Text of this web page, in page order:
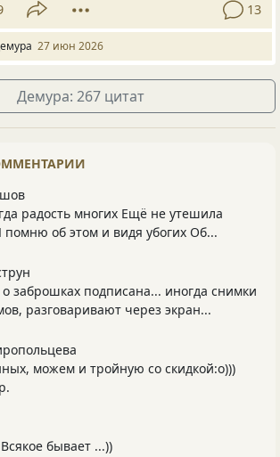
13
27 июн 2026
Демура: 267 цитат
радость многих Ещё не утешила
помню об этом и видя убогих Об...
заброшках подписана... иногда снимки
разговаривают через экран...
можем и тройную со скидкой:о)))
бывает ...))